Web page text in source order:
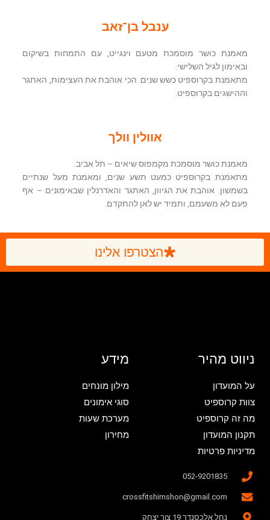
ענבל בן־זאב
מאמנת כושר מוסמכת מטעם וינגייט, עם התמחות בשיקום
ובאימון לגיל השלישי.
מתאמנת בקרוספיט כשש שנים. הכי אוהבת את העצימות, האתגר
וההישגים בקרוספיט.
אוולין וולך
מאמנת כושר מוסמכת מקמפוס שיאים – תל אביב.
מתאמנת בקרוספיט כמעט תשע שנים, ומאמנת מעל שנתיים
בשמשון. אוהבת את הגיוון, האתגר והאדרנלין שבאימונים – אף
פעם לא משעמם, ותמיד יש לאן להתקדם.
הצטרפו אלינו
ניווט מהיר
על המועדון
צוות קרוספיט
מה זה קרוספיט
תקנון המועדון
מדיניות פרטיות
מידע
מילון מונחים
סוגי אימונים
מערכת שעות
מחירון
052-9201835
crossfitshimshon@gmail.com
נחל אלכסנדר 19 צור יצחק